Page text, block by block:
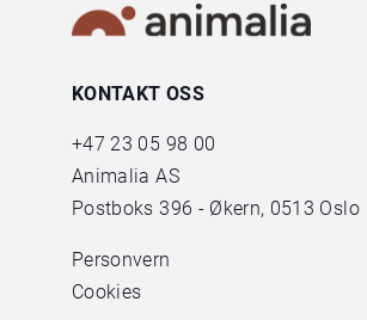
KONTAKT OSS
+47 23 05 98 00
Animalia AS
Postboks 396 - Økern, 0513 Oslo
Personvern
Cookies